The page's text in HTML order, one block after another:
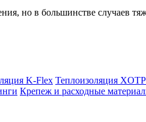
но в большинстве случаев
K-Flex Теплоизоляция
Крепеж и расходные